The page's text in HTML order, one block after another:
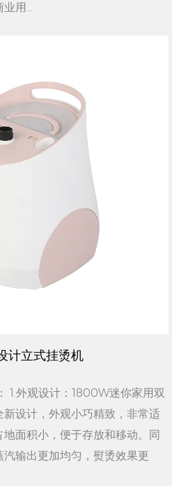
用...
计立式挂烫机
设计，外观小巧精致，非常适
面积小，便于存放和移动。同
输出更加均匀，熨烫效果更